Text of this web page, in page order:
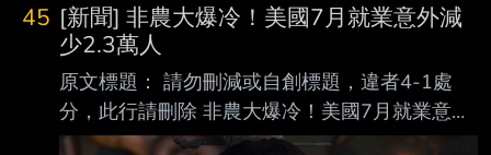
45 [新聞] 非農大爆冷！美國7月就業意外減
少2.3萬人
原文標題： 請勿刪減或自創標題，違者4-1處
分，此行請刪除 非農大爆冷！美國7月就業意外
減少2.3萬人 美股指數期貨拉升 原文連結： 網